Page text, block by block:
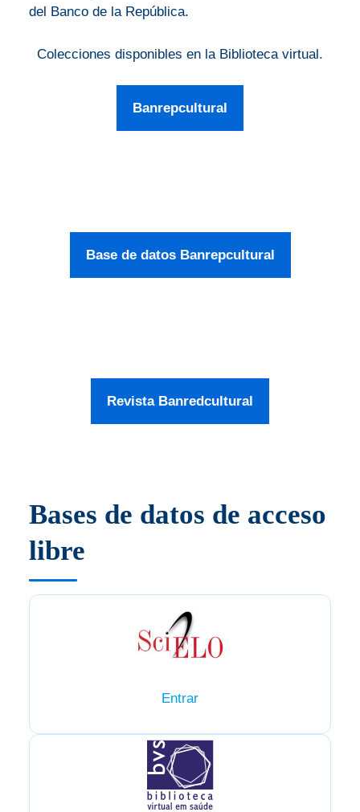
del Banco de la República.
Colecciones disponibles en la Biblioteca virtual.
Banrepcultural
Base de datos Banrepcultural
Revista Banredcultural
Bases de datos de acceso
libre
Entrar